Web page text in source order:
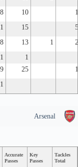
10
1
15
5
13 1
2
1
1
25
1
1
Arsenal
Accurate
Passes
Key
Passes
Tackles
Total